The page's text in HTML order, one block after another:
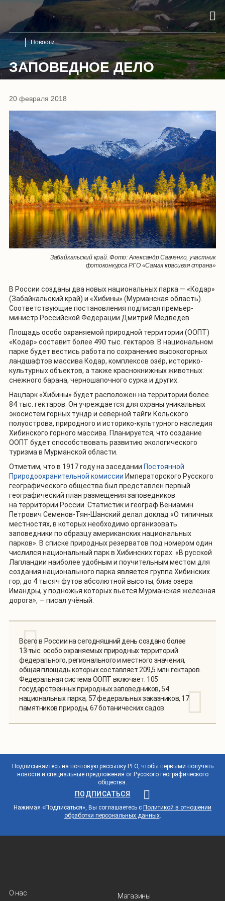
Новости
ЗАПОВЕДНОЕ ДЕЛО
20 февраля 2018
Забайкальский край. Фото: Александр Савченко, участник
фотоконкурса РГО «Самая красивая страна»
В России созданы два новых национальных парка — «Кодар»
(Забайкальский край) и «Хибины» (Мурманская область).
Соответствующие постановления подписал премьер-
министр Российской Федерации Дмитрий Медведев.
Площадь особо охраняемой природной территории (ООПТ)
«Кодар» составит более 490 тыс. гектаров. В национальном
парке будет вестись работа по сохранению высокогорных
ландшафтов массива Кодар, комплексов озёр, историко-
культурных объектов, а также краснокнижных животных:
снежного барана, черношапочного сурка и других.
Нацпарк «Хибины» будет расположен на территории более
84 тыс. гектаров. Он учреждается для охраны уникальных
экосистем горных тундр и северной тайги Кольского
полуострова, природного и историко-культурного наследия
Хибинского горного массива. Планируется, что создание
ООПТ будет способствовать развитию экологического
туризма в Мурманской области.
Отметим, что в 1917 году на заседании Постоянной
Природоохранительной комиссии Императорского Русского
географического общества был представлен первый
географический план размещения заповедников
на территории России. Статистик и географ Вениамин
Петрович Семенов-Тян-Шанский делал доклад «О типичных
местностях, в которых необходимо организовать
заповедники по образцу американских национальных
парков». В списке природных резерватов под номером один
числился национальный парк в Хибинских горах. «В русской
Лапландии наиболее удобным и поучительным местом для
создания национального парка является группа Хибинских
гор, до 4 тысяч футов абсолютной высоты, близ озера
Имандры, у подножья которых вьётся Мурманская железная
дорога», — писал учёный.
Всего в России на сегодняшний день создано более
13 тыс. особо охраняемых природных территорий
федерального, регионального и местного значения,
общая площадь которых составляет 209,5 млн гектаров.
Федеральная система ООПТ включает: 105
государственных природных заповедников, 54
национальных парка, 57 федеральных заказников, 17
памятников природы, 67 ботанических садов.
Подписывайтесь на почтовую рассылку РГО, чтобы первыми получать
новости и специальные предложения от Русского географического
общества.
ПОДПИСАТЬСЯ
Нажимая «Подписаться», Вы соглашаетесь с Политикой в отношении
обработки персональных данных.
О нас Магазины